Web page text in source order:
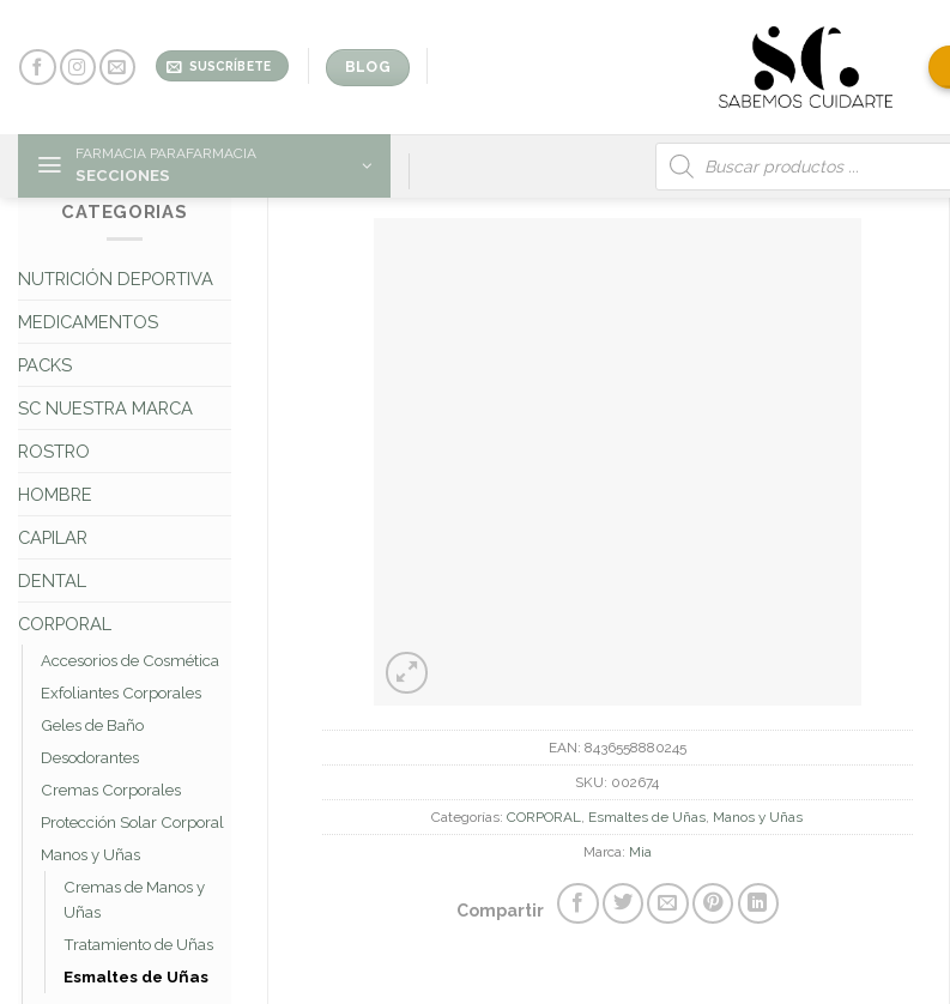
content
SUSCRÍBETE BLOG
FARMACIA PARAFARMACIA
SECCIONES
Búsqueda
de
productos
CATEGORIAS
NUTRICIÓN DEPORTIVA
MEDICAMENTOS
PACKS
SC NUESTRA MARCA
ROSTRO
HOMBRE
CAPILAR
DENTAL
CORPORAL
Accesorios de Cosmética
Exfoliantes Corporales
Geles de Baño
Desodorantes
Cremas Corporales
Protección Solar Corporal
Manos y Uñas
Cremas de Manos y
Uñas
Tratamiento de Uñas
Esmaltes de Uñas
EAN: 8436558880245
SKU: 002674
Categorías:CORPORAL, Esmaltes de Uñas, Manos y Uñas
Marca: Mia
Compartir